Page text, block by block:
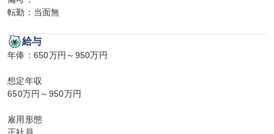
転勤：当面無
給与
年俸：650万円～950万円
想定年収
650万円～950万円
雇用形態